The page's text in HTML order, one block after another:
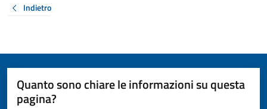
Indietro
Quanto sono chiare le informazioni su questa
pagina?